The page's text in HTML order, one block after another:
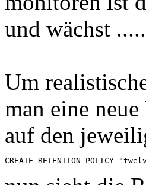
und wächst
Um
man eine
auf den
CREATE RETENTION POLICY